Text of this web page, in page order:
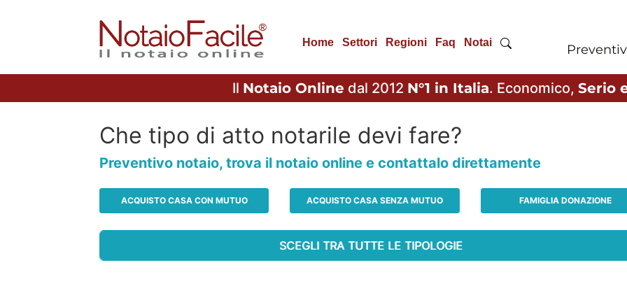
Home Settori Regioni Faq Notai
Il Notaio Online dal 2012 N°1 in Italia. Economico, Serio
Che tipo di atto notarile devi fare?
Preventivo notaio, trova il notaio online e contattalo direttamente
ACQUISTO CASA CON MUTUO ACQUISTO CASA SENZA MUTUO FAMIGLIA DONAZIONE